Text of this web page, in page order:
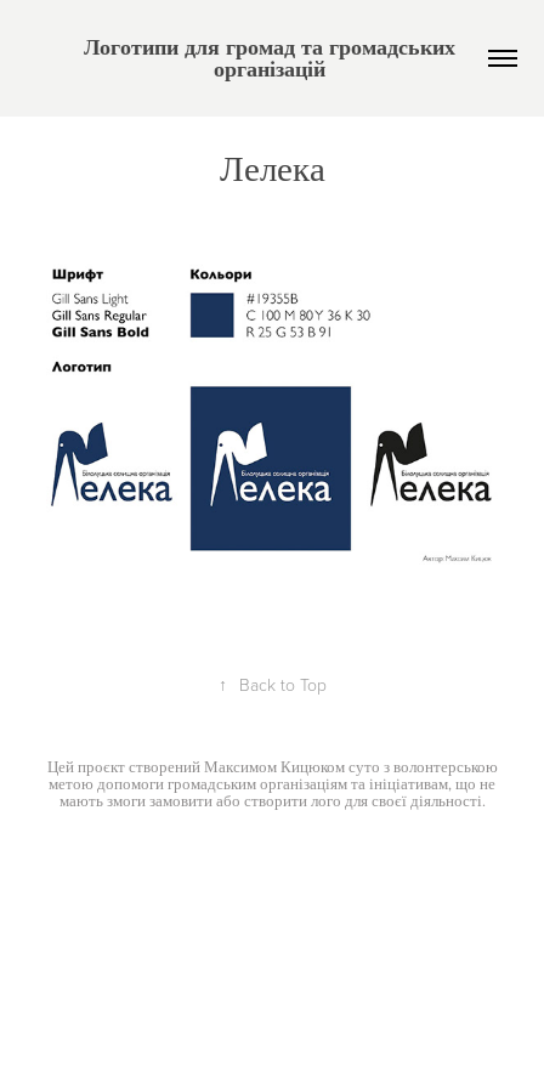
Логотипи для громад та громадських
організацій
Лелека
↑ Back to Top
Цей проєкт створенийМаксимом Кицюкомсуто з волонтерською
метою допомоги громадським організаціям та ініціативам, що не
мають змоги замовити або створити лого для своєї діяльності.